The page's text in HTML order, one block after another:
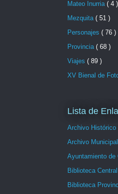
Mateo Inurria ( 4 )
Mezquita ( 51 )
Personajes ( 76 )
Provincia ( 68 )
Viajes ( 89 )
XV Bienal de
Lista de
Archivo Histórico
Archivo
Ayuntamiento de
Biblioteca Central
Biblioteca